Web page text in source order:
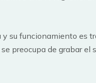
y su funcionamiento es
preocupa de grabar el